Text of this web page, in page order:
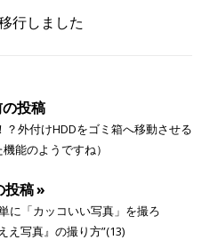
行しました
投稿
外付けHDDをゴミ箱へ移動させる
能のようですね）
投稿 »
に「カッコいい写真」を撮ろ
え写真』の撮り方”(13)